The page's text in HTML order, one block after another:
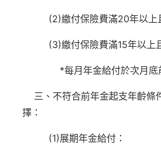
(2)繳付保險費滿20年以上
(3)繳付保險費滿15年以上且
*每月年金給付於次月底
三、不符合前年金起支年齡條
擇：
(1)展期年金給付：